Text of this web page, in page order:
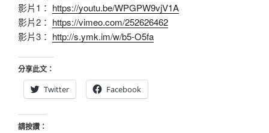
影片1： https://youtu.be/WPGPW9vjV1A
影片2： https://vimeo.com/252626462
影片3： http://s.ymk.im/w/b5-O5fa
分享此文：
Twitter
Facebook
請按讚：